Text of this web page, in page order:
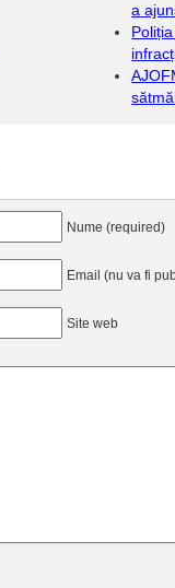
a
Nume (required)
Email (nu va fi
Site web